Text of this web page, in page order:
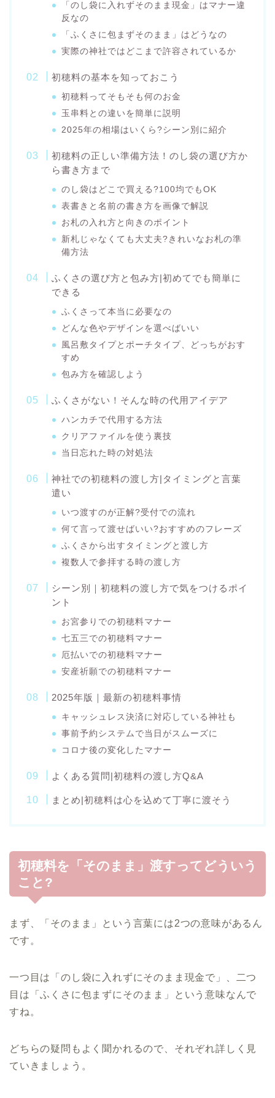
「のし袋に入れずそのまま現金」はマナー違
反なの
「ふくさに包まずそのまま」はどうなの
実際の神社ではどこまで許容されているか
初穂料の基本を知っておこう
初穂料ってそもそも何のお金
玉串料との違いを簡単に説明
2025年の相場はいくら?シーン別に紹介
初穂料の正しい準備方法！のし袋の選び方か
ら書き方まで
のし袋はどこで買える?100均でもOK
表書きと名前の書き方を画像で解説
お札の入れ方と向きのポイント
新札じゃなくても大丈夫?きれいなお札の準
備方法
ふくさの選び方と包み方|初めてでも簡単に
できる
ふくさって本当に必要なの
どんな色やデザインを選べばいい
風呂敷タイプとポーチタイプ、どっちがおす
すめ
包み方を確認しよう
ふくさがない！そんな時の代用アイデア
ハンカチで代用する方法
クリアファイルを使う裏技
当日忘れた時の対処法
神社での初穂料の渡し方|タイミングと言葉
遣い
いつ渡すのが正解?受付での流れ
何て言って渡せばいい?おすすめのフレーズ
ふくさから出すタイミングと渡し方
複数人で参拝する時の渡し方
シーン別｜初穂料の渡し方で気をつけるポイ
ント
お宮参りでの初穂料マナー
七五三での初穂料マナー
厄払いでの初穂料マナー
安産祈願での初穂料マナー
2025年版｜最新の初穂料事情
キャッシュレス決済に対応している神社も
事前予約システムで当日がスムーズに
コロナ後の変化したマナー
よくある質問|初穂料の渡し方Q&A
まとめ|初穂料は心を込めて丁寧に渡そう
初穂料を「そのまま」渡すってどういう
こと?
まず、「そのまま」という言葉には2つの意味があるん
です。
一つ目は「のし袋に入れずにそのまま現金で」、二つ
目は「ふくさに包まずにそのまま」という意味なんで
すね。
どちらの疑問もよく聞かれるので、それぞれ詳しく見
ていきましょう。